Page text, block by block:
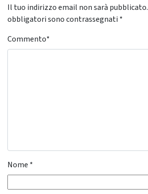
Il tuo indirizzo email non sarà pubblicato.
obbligatori sono contrassegnati *
Commento*
Nome *